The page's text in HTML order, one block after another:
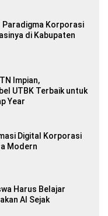
Paradigma Korporasi
di Kabupaten
Impian,
UTBK Terbaik untuk
Year
Digital Korporasi
Modern
Harus Belajar
AI Sejak